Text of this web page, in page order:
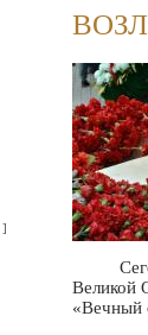
]
Великой
«Вечный